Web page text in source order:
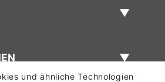
und ähnliche Technologien